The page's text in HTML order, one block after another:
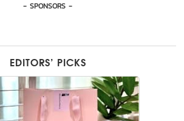
- SPONSORS -
EDITORS’ PICKS